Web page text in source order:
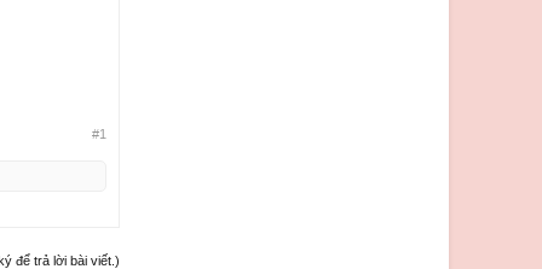
#1
để trả lời bài viết.)